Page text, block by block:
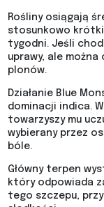
Rośliny osiągają
stosunkowo krótki
tygodni. Jeśli
uprawy, ale
plonów.
Działanie Blue
dominacji indica.
towarzyszy mu
wybierany przez
bóle.
Główny terpen
który odpowiada
tego szczepu,